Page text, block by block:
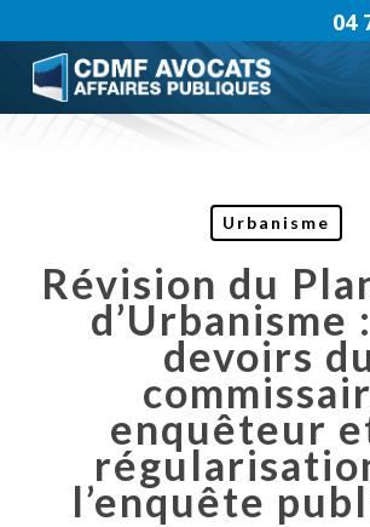
to
main
content
04
Urbanisme
Révision du
d’Urbanisme
devoirs
enquêteur
l’enquête